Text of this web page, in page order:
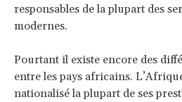
responsables de la plupart des
modernes.
Pourtant il existe encore des
entre les pays africains.
nationalisé la plupart de ses